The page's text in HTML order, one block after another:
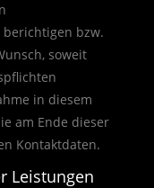
berichtigen bzw.
soweit
in diesem
am Ende dieser
Kontaktdaten.
Leistungen